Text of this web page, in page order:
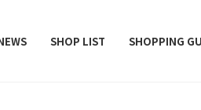
SHOP LIST SHOPPING